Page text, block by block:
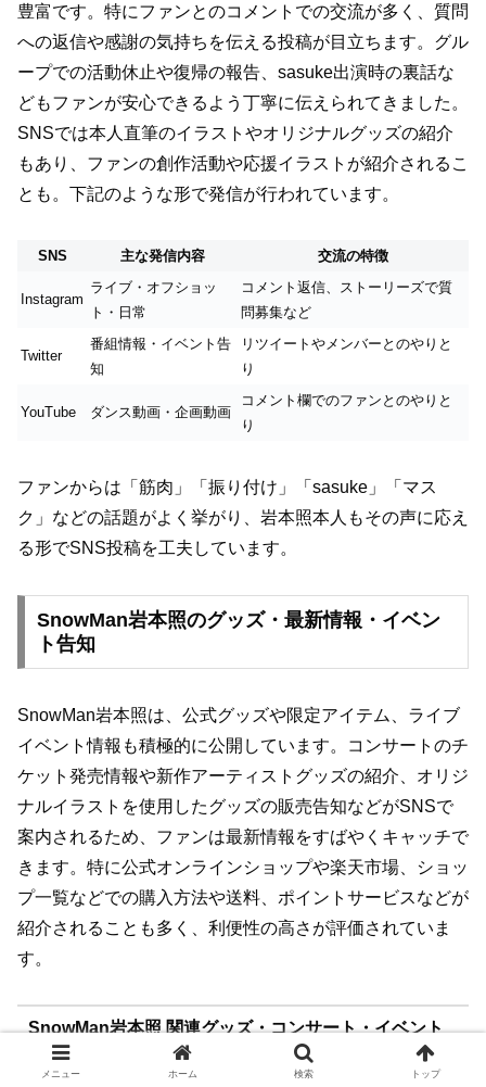
豊富です。特にファンとのコメントでの交流が多く、質問
への返信や感謝の気持ちを伝える投稿が目立ちます。グル
ープでの活動休止や復帰の報告、sasuke出演時の裏話な
どもファンが安心できるよう丁寧に伝えられてきました。
SNSでは本人直筆のイラストやオリジナルグッズの紹介
もあり、ファンの創作活動や応援イラストが紹介されるこ
とも。下記のような形で発信が行われています。
SNS 主な発信内容 交流の特徴
Instagram
ライブ・オフショッ
ト・日常
コメント返信、ストーリーズで質
問募集など
Twitter
番組情報・イベント告
知
リツイートやメンバーとのやりと
り
YouTube ダンス動画・企画動画
コメント欄でのファンとのやりと
り
ファンからは「筋肉」「振り付け」「sasuke」「マス
ク」などの話題がよく挙がり、岩本照本人もその声に応え
る形でSNS投稿を工夫しています。
SnowMan岩本照のグッズ・最新情報・イベン
ト告知
SnowMan岩本照は、公式グッズや限定アイテム、ライブ
イベント情報も積極的に公開しています。コンサートのチ
ケット発売情報や新作アーティストグッズの紹介、オリジ
ナルイラストを使用したグッズの販売告知などがSNSで
案内されるため、ファンは最新情報をすばやくキャッチで
きます。特に公式オンラインショップや楽天市場、ショッ
プ一覧などでの購入方法や送料、ポイントサービスなどが
紹介されることも多く、利便性の高さが評価されていま
す。
SnowMan岩本照 関連グッズ・コンサート・イベント
情報
メニュー ホーム 検索 トップ